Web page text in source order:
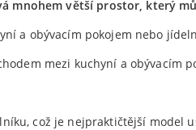
mnohem větší prostor, který
a obývacím pokojem nebo
mezi kuchyní a obývacím
což je nejpraktičtější model